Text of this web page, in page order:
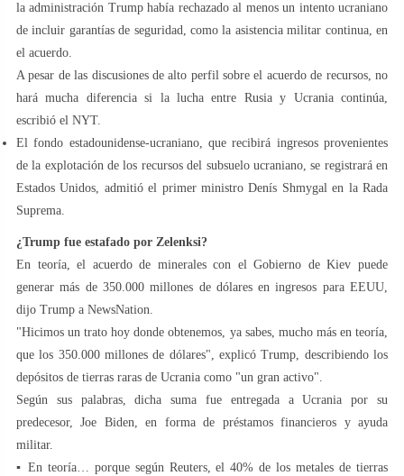
la administración Trump había rechazado al menos un intento ucraniano
de incluir garantías de seguridad, como la asistencia militar continua, en
el acuerdo.
A pesar de las discusiones de alto perfil sobre el acuerdo de recursos, no
hará mucha diferencia si la lucha entre Rusia y Ucrania continúa,
escribió el NYT.
El fondo estadounidense-ucraniano, que recibirá ingresos provenientes
de la explotación de los recursos del subsuelo ucraniano, se registrará en
Estados Unidos, admitió el primer ministro Denís Shmygal en la Rada
Suprema.
¿Trump fue estafado por Zelenksi?
En teoría, el acuerdo de minerales con el Gobierno de Kiev puede
generar más de 350.000 millones de dólares en ingresos para EEUU,
dijo Trump a NewsNation.
"Hicimos un trato hoy donde obtenemos, ya sabes, mucho más en teoría,
que los 350.000 millones de dólares", explicó Trump, describiendo los
depósitos de tierras raras de Ucrania como "un gran activo".
Según sus palabras, dicha suma fue entregada a Ucrania por su
predecesor, Joe Biden, en forma de préstamos financieros y ayuda
militar.
▪️ En teoría… porque según Reuters, el 40% de los metales de tierras